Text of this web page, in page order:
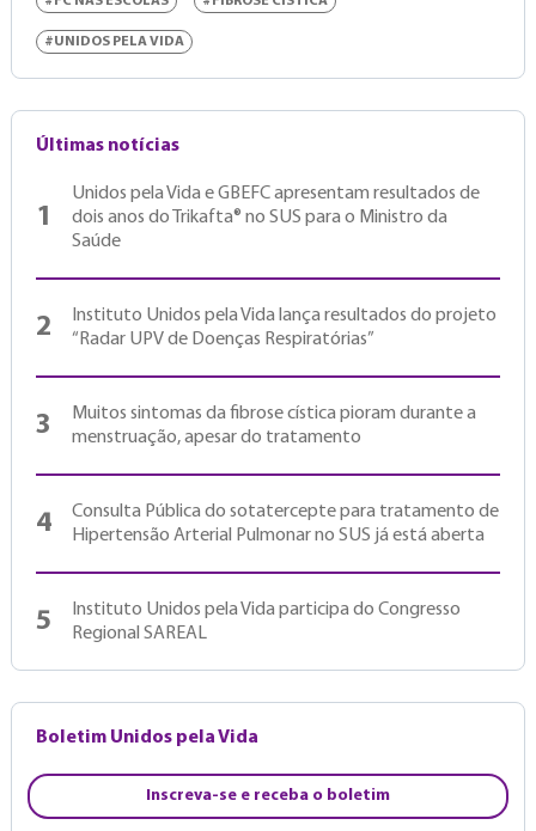
#UNIDOS PELA VIDA
Últimas notícias
1
Unidos pela Vida e GBEFC apresentam resultados de
dois anos do Trikafta® no SUS para o Ministro da
Saúde
2
Instituto Unidos pela Vida lança resultados do projeto
“Radar UPV de Doenças Respiratórias”
3
Muitos sintomas da fibrose cística pioram durante a
menstruação, apesar do tratamento
4
Consulta Pública do sotatercepte para tratamento de
Hipertensão Arterial Pulmonar no SUS já está aberta
5
Instituto Unidos pela Vida participa do Congresso
Regional SAREAL
Boletim Unidos pela Vida
Inscreva-se e receba o boletim